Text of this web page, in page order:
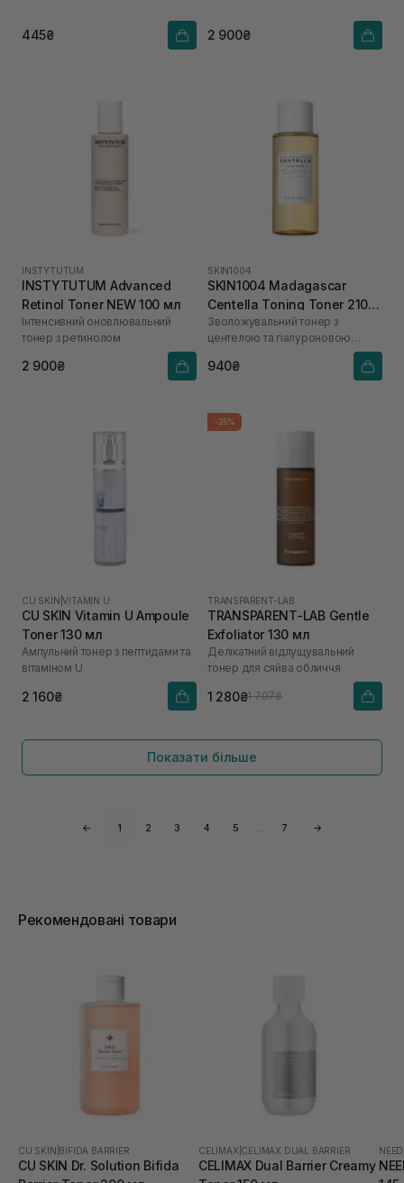
445₴ 2 900₴
INSTYTUTUM
INSTYTUTUM Advanced
Retinol Toner NEW 100 мл
Інтенсивний оновлювальний
тонер з ретинолом
2 900₴
SKIN1004
SKIN1004 Madagascar
Centella Toning Toner 210
мл
Зволожувальний тонер з
центелою та гіалуроновою
940₴
CU SKIN |VITAMIN U
CU SKIN Vitamin U Ampoule
Toner 130 мл
Ампульний тонер з пептидами та
вітаміном U
2 160₴
-25%
TRANSPARENT-LAB
TRANSPARENT-LAB Gentle
Exfoliator 130 мл
Делікатний відлущувальний
тонер для сяйва обличчя
1 280₴1 707₴
Показати більше
← 1 2 3 4 5 … 7 →
Рекомендовані товари
CU SKIN BIFIDA BARRIER
CU SKIN Dr. Solution Bifida
CELIMAX CELIMAX DUAL BARRIER
CELIMAX Dual Barrier Creamy